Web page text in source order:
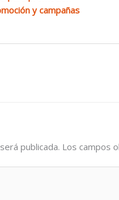
y campañas
publicada. Los campos